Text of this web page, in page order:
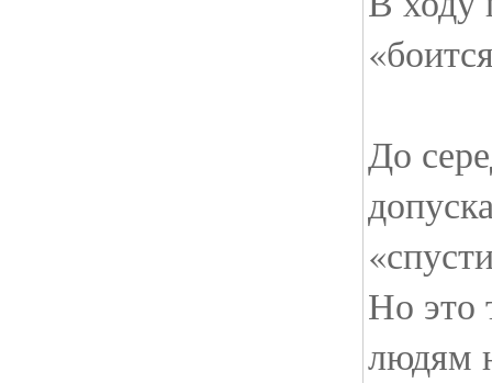
До
Но это
людям